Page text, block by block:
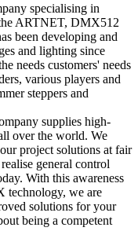
specialising in
ARTNET, DMX512
been developing and
and lighting since
needs customers' needs
various players and
steppers and
supplies high-
over the world. We
project solutions at fair
general control
With this awareness
technology, we are
solutions for your
being a competent